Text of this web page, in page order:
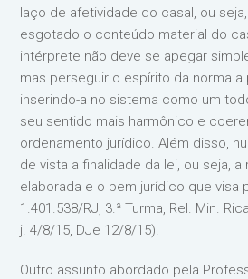
laço de afetividade do casal, ou
esgotado o conteúdo material do
intérprete não deve se apegar
mas perseguir o espírito da norma a
inserindo-a no sistema como um
seu sentido mais harmônico e
ordenamento jurídico. Além disso,
de vista a finalidade da lei, ou seja, a
elaborada e o bem jurídico que visa
1.401.538/RJ, 3.ª Turma, Rel. Min.
j. 4/8/15, DJe 12/8/15).
Outro assunto abordado pela